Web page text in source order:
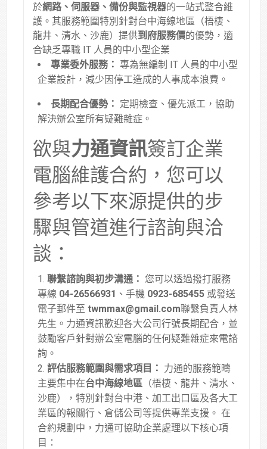
於網路、伺服器、備份與監視器的一站式整合維
護 。其服務範圍特別針對台中海線地區（梧棲、
龍井、清水、沙鹿）提供到府服務價的優勢，適
合缺乏專職 IT 人員的中小型企業
專業委外服務： 專為無編制 IT 人員的中小型
企業設計，減少因停工造成的人事成本浪費。
長期配合優勢： 定期檢查、優先派工，協助
解決辦公室所有疑難雜症。
欲與力通資訊簽訂企業
電腦維護合約，您可以
參考以下來源提供的步
驟與管道進行諮詢與洽
談：
聯繫諮詢與初步溝通： 您可以透過撥打服務
專線 04-26566931 、手機 0923-685455 或發送
電子郵件至 twmmax@gmail.com聯繫負責人林
先生 。力通資訊歡迎各大公司行號長期配合，並
鼓勵客戶針對辦公室電腦的任何疑難雜症來電諮
詢 。
評估服務範圍與需求項目： 力通的服務範疇
主要集中在台中海線地區 （梧棲、龍井、清水、
沙鹿），特別針對台中港、加工出口區及各大工
業區的報關行、倉儲公司等提供專業支援 。 在
合約規劃中，力通可協助企業處理以下核心項
目：